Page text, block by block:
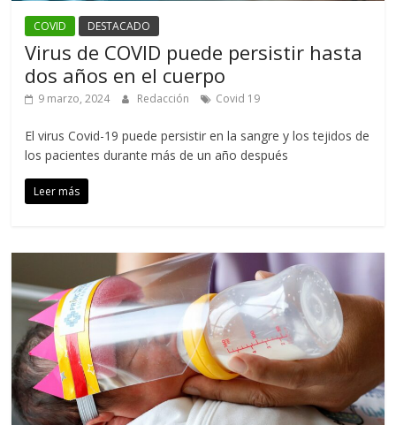
COVID DESTACADO
Virus de COVID puede persistir hasta
dos años en el cuerpo
9 marzo, 2024 Redacción Covid 19
El virus Covid-19 puede persistir en la sangre y los tejidos de
los pacientes durante más de un año después
Leer más